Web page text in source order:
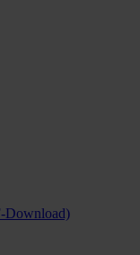
Download)